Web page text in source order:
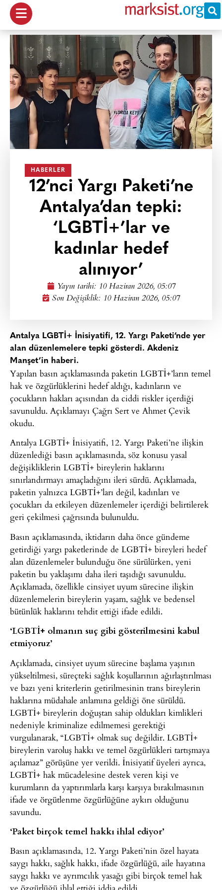
HABERLER
12’nci Yargı Paketi’ne
Antalya’dan tepki:
‘LGBTİ+’lar ve
kadınlar hedef
alınıyor’
Yayın tarihi: 10 Haziran 2026, 05:07
Son Değişiklik: 10 Haziran 2026, 05:07
Antalya LGBTİ+ İnisiyatifi, 12. Yargı Paketi’nde yer
alan düzenlemelere tepki gösterdi. Akdeniz
Manşet’in haberi.
Yapılan basın açıklamasında paketin LGBTİ+’ların temel
hak ve özgürlüklerini hedef aldığı, kadınların ve
çocukların hakları açısından da ciddi riskler içerdiği
savunuldu. Açıklamayı Çağrı Sert ve Ahmet Çevik
okudu.
Antalya LGBTİ+ İnisiyatifi, 12. Yargı Paketi’ne ilişkin
düzenlediği basın açıklamasında, söz konusu yasal
değişikliklerin LGBTİ+ bireylerin haklarını
sınırlandırmayı amaçladığını ileri sürdü. Açıklamada,
paketin yalnızca LGBTİ+’ları değil, kadınları ve
çocukları da etkileyen düzenlemeler içerdiği belirtilerek
geri çekilmesi çağrısında bulunuldu.
Basın açıklamasında, iktidarın daha önce gündeme
getirdiği yargı paketlerinde de LGBTİ+ bireyleri hedef
alan düzenlemeler bulunduğu öne sürülürken, yeni
paketin bu yaklaşımı daha ileri taşıdığı savunuldu.
Açıklamada, özellikle cinsiyet uyum sürecine ilişkin
düzenlemelerin bireylerin yaşam, sağlık ve bedensel
bütünlük haklarını tehdit ettiği ifade edildi.
‘LGBTİ+ olmanın suç gibi gösterilmesini kabul
etmiyoruz’
Açıklamada, cinsiyet uyum sürecine başlama yaşının
yükseltilmesi, süreçteki sağlık koşullarının ağırlaştırılması
ve bazı yeni kriterlerin getirilmesinin trans bireylerin
haklarına müdahale anlamına geldiği öne sürüldü.
LGBTİ+ bireylerin doğuştan sahip oldukları kimlikleri
nedeniyle kriminalize edilmemesi gerektiği
vurgulanarak, “LGBTİ+ olmak suç değildir. LGBTİ+
bireylerin varoluş hakkı ve temel özgürlükleri tartışmaya
açılamaz” görüşüne yer verildi. İnisiyatif üyeleri ayrıca,
LGBTİ+ hak mücadelesine destek veren kişi ve
kurumların da yaptırımlarla karşı karşıya bırakılmasının
ifade ve örgütlenme özgürlüğüne aykırı olduğunu
savundu.
‘Paket birçok temel hakkı ihlal ediyor’
Basın açıklamasında, 12. Yargı Paketi’nin özel hayata
saygı hakkı, sağlık hakkı, ifade özgürlüğü, aile hayatına
saygı hakkı ve ayrımcılık yasağı gibi birçok temel hak